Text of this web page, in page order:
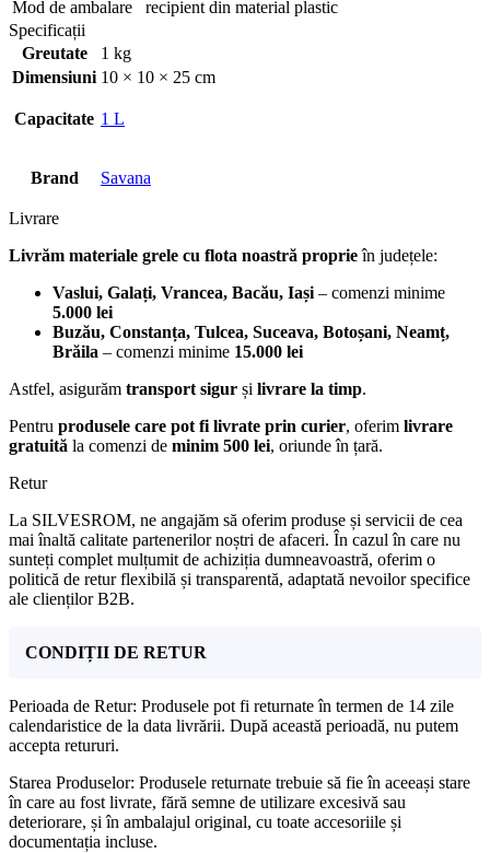
Mod de ambalare
recipient din material plastic
Specificații
Greutate
1 kg
Dimensiuni 10 × 10 × 25 cm
Capacitate 1 L
Brand Savana
Livrare
Livrăm materiale grele cu flota noastră proprieîn județele:
Vaslui, Galați, Vrancea, Bacău, Iași– comenzi minime
5.000 lei
Buzău, Constanța, Tulcea, Suceava, Botoșani, Neamț,
Brăila – comenzi minime 15.000 lei
Astfel, asigurăm transport sigur și livrare la timp.
Pentru produsele care pot fi livrate prin curier, oferim livrare
gratuită la comenzi de minim 500 lei, oriunde în țară.
Retur
La SILVESROM, ne angajăm să oferim produse și servicii de cea
mai înaltă calitate partenerilor noștri de afaceri. În cazul în care nu
sunteți complet mulțumit de achiziția dumneavoastră, oferim o
politică de retur flexibilă și transparentă, adaptată nevoilor specifice
ale clienților B2B.
CONDIȚII DE RETUR
Perioada de Retur: Produsele pot fi returnate în termen de 14 zile
calendaristice de la data livrării. După această perioadă, nu putem
accepta retururi.
Starea Produselor: Produsele returnate trebuie să fie în aceeași stare
în care au fost livrate, fără semne de utilizare excesivă sau
deteriorare, și în ambalajul original, cu toate accesoriile și
documentația incluse.